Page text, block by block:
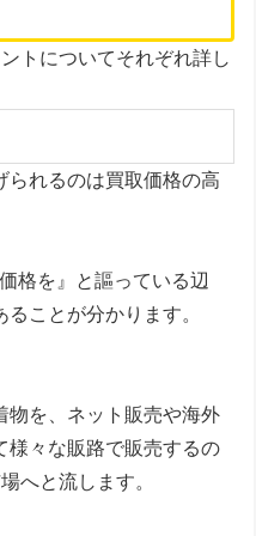
トについてそれぞれ詳し
られるのは買取価格の高
格を』と謳っている辺
ことが分かります。
物を、ネット販売や海外
様々な販路で販売するの
へと流します。